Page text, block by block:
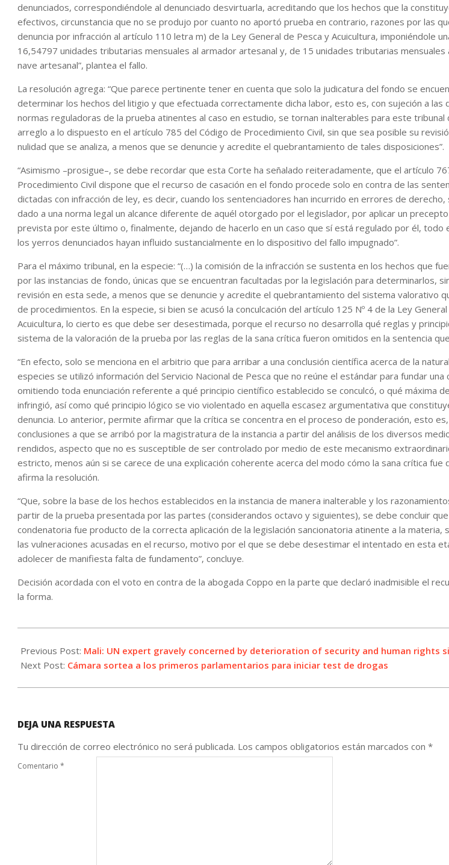
denunciados, correspondiéndole al denunciado desvirtuarla, acreditando que los hechos que la
efectivos, circunstancia que no se produjo por cuanto no aportó prueba en contrario, razones por las
denuncia por infracción al artículo 110 letra m) de la Ley General de Pesca y Acuicultura, imponiéndole
16,54797 unidades tributarias mensuales al armador artesanal y, de 15 unidades tributarias mensuales
nave artesanal”, plantea el fallo.
La resolución agrega: “Que parece pertinente tener en cuenta que solo la judicatura del fondo se
determinar los hechos del litigio y que efectuada correctamente dicha labor, esto es, con sujeción a las
normas reguladoras de la prueba atinentes al caso en estudio, se tornan inalterables para este tribunal
arreglo a lo dispuesto en el artículo 785 del Código de Procedimiento Civil, sin que sea posible su
nulidad que se analiza, a menos que se denuncie y acredite el quebrantamiento de tales disposiciones”.
“Asimismo –prosigue–, se debe recordar que esta Corte ha señalado reiteradamente, que el artículo
Procedimiento Civil dispone que el recurso de casación en el fondo procede solo en contra de las
dictadas con infracción de ley, es decir, cuando los sentenciadores han incurrido en errores de
dado a una norma legal un alcance diferente de aquél otorgado por el legislador, por aplicar un
prevista por este último o, finalmente, dejando de hacerlo en un caso que sí está regulado por él, todo
los yerros denunciados hayan influido sustancialmente en lo dispositivo del fallo impugnado”.
Para el máximo tribunal, en la especie: “(…) la comisión de la infracción se sustenta en los hechos que
por las instancias de fondo, únicas que se encuentran facultadas por la legislación para determinarlos,
revisión en esta sede, a menos que se denuncie y acredite el quebrantamiento del sistema valorativo
de procedimientos. En la especie, si bien se acusó la conculcación del artículo 125 Nº 4 de la Ley
Acuicultura, lo cierto es que debe ser desestimada, porque el recurso no desarrolla qué reglas y
sistema de la valoración de la prueba por las reglas de la sana crítica fueron omitidos en la sentencia
“En efecto, solo se menciona en el arbitrio que para arribar a una conclusión científica acerca de la
especies se utilizó información del Servicio Nacional de Pesca que no reúne el estándar para fundar una
omitiendo toda enunciación referente a qué principio científico establecido se conculcó, o qué máxima
infringió, así como qué principio lógico se vio violentado en aquella escasez argumentativa que
denuncia. Lo anterior, permite afirmar que la crítica se concentra en el proceso de ponderación, esto
conclusiones a que se arribó por la magistratura de la instancia a partir del análisis de los diversos
rendidos, aspecto que no es susceptible de ser controlado por medio de este mecanismo
estricto, menos aún si se carece de una explicación coherente acerca del modo cómo la sana crítica fue
afirma la resolución.
“Que, sobre la base de los hechos establecidos en la instancia de manera inalterable y los
partir de la prueba presentada por las partes (considerandos octavo y siguientes), se debe concluir
condenatoria fue producto de la correcta aplicación de la legislación sancionatoria atinente a la materia,
las vulneraciones acusadas en el recurso, motivo por el que se debe desestimar el intentado en esta
adolecer de manifiesta falta de fundamento”, concluye.
Decisión acordada con el voto en contra de la abogada Coppo en la parte que declaró inadmisible el
la forma.
08-
16
Previous Post: Mali: UN expert gravely concerned by deterioration of security and human rights
Next Post: Cámara sortea a los primeros parlamentarios para iniciar test de drogas
DEJA UNA RESPUESTA
Tu dirección de correo electrónico no será publicada. Los campos obligatorios están marcados con *
Comentario *